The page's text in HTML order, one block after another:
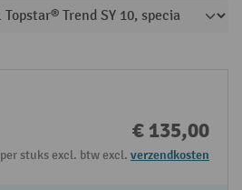
€ 135,00
per stuks excl. btw excl. verzendkosten